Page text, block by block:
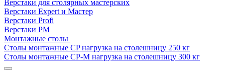
Верстаки для столярных мастерских
Верстаки Expert и Мастер
Верстаки Profi
Верстаки РМ
Монтажные столы
Столы монтажные СP нагрузка на столешницу 250 кг
Столы монтажные СР-М нагрузка на столешницу 300 кг